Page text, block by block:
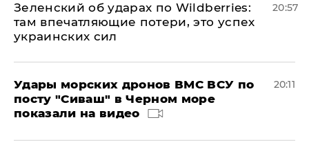
Зеленский об ударах по Wildberries:
там впечатляющие потери, это успех
украинских сил
20:57
Удары морских дронов ВМС ВСУ по
посту "Сиваш" в Черном море
показали на видео
20:11